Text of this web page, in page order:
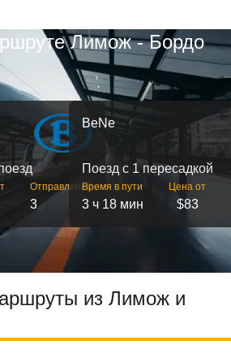
Лимож - Бордо
Отправлений
3
BeNe
Поезд с 1 пересадкой
Время в пути
3 ч 18 мин
Цена от
$83
из Лимож и